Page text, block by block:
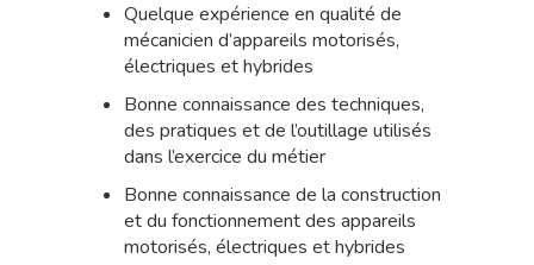
Quelque expérience en qualité de
mécanicien d’appareils motorisés,
électriques et hybrides
Bonne connaissance des techniques,
des pratiques et de l’outillage utilisés
dans l’exercice du métier
Bonne connaissance de la construction
et du fonctionnement des appareils
motorisés, électriques et hybrides